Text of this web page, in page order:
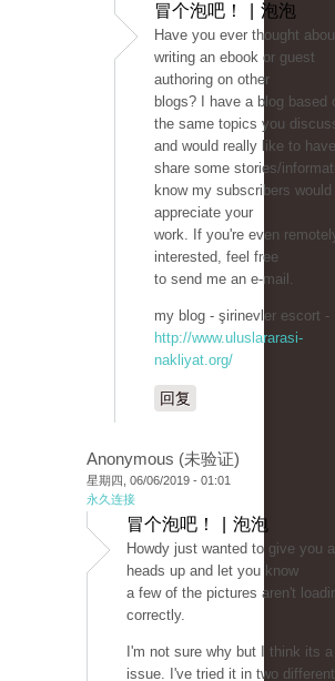
冒个泡吧！ | 泡泡
Have you ever thought
writing an ebook or guest
authoring on other
blogs? I have a blog based
the same topics you
and would really like to
share some stories/
know my subscribers would
appreciate your
work. If you're even
interested, feel free
to send me an e-mail.
my blog - şirinevler escort -
http://www.uluslararasi-
nakliyat.org/
回复
Anonymous (未验证)
星期四, 06/06/2019 - 01:01
永久连接
冒个泡吧！ | 泡泡
Howdy just wanted to give you
heads up and let you know
a few of the pictures aren't
correctly.
I'm not sure why but I think its
issue. I've tried it in two different